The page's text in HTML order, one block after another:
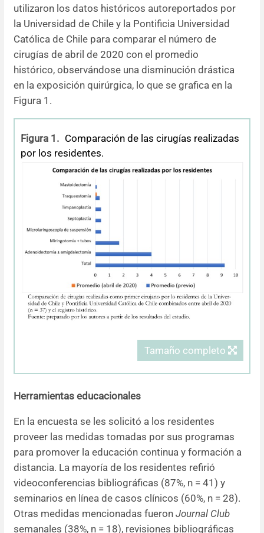
utilizaron los datos históricos autoreportados por
la Universidad de Chile y la Pontificia Universidad
Católica de Chile para comparar el número de
cirugías de abril de 2020 con el promedio
histórico, observándose una disminución drástica
en la exposición quirúrgica, lo que se grafica en la
Figura 1.
Figura 1. Comparación de las cirugías realizadas
por los residentes.
Tamaño completo
Herramientas educacionales
En la encuesta se les solicitó a los residentes
proveer las medidas tomadas por sus programas
para promover la educación continua y formación a
distancia. La mayoría de los residentes refirió
videoconferencias bibliográficas (87%, n = 41) y
seminarios en línea de casos clínicos (60%, n = 28).
Otras medidas mencionadas fueron Journal Club
semanales (38%, n = 18), revisiones bibliográficas